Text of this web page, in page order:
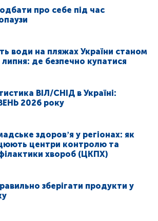
про себе під час
води на пляжах України станом
липня: де безпечно купатися
ВІЛ/СНІД в Україні:
2026 року
здоровʼя у регіонах: як
центри контролю та
хвороб (ЦКПХ)
зберігати продукти у